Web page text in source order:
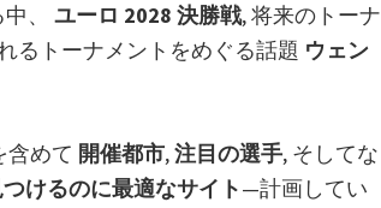
、 ユーロ 2028 決勝戦, 将来のトーナ
るトーナメントをめぐる話題 ウェン
含めて 開催都市,注目の選手, そしてな
けるのに最適なサイト—計画してい